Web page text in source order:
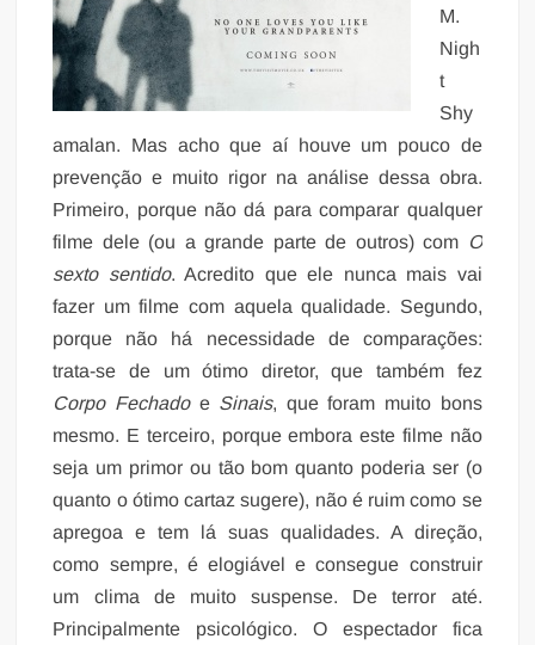
M.
Nigh
t
Shy
amalan. Mas acho que aí houve um pouco de
prevenção e muito rigor na análise dessa obra.
Primeiro, porque não dá para comparar qualquer
filme dele (ou a grande parte de outros) com O
sexto sentido. Acredito que ele nunca mais vai
fazer um filme com aquela qualidade. Segundo,
porque não há necessidade de comparações:
trata-se de um ótimo diretor, que também fez
Corpo Fechadoe Sinais, que foram muito bons
mesmo. E terceiro, porque embora este filme não
seja um primor ou tão bom quanto poderia ser (o
quanto o ótimo cartaz sugere), não é ruim como se
apregoa e tem lá suas qualidades. A direção,
como sempre, é elogiável e consegue construir
um clima de muito suspense. De terror até.
Principalmente psicológico. O espectador fica